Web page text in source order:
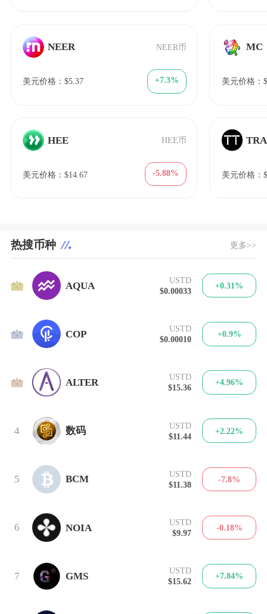
NEER NEER币
美元价格：$5.37 +7.3%
HEE HEE币
美元价格：$14.67 -5.88%
MC
美元价格：
美元价格：
热搜币种 更多>>
1 AQUA
USTD
$0.00033
+0.31%
2 COP
USTD
$0.00010
+0.9%
3 ALTER
USTD
$15.36
+4.96%
4 数码
USTD
$11.44
+2.22%
5 BCM
USTD
$11.38
-7.8%
6 NOIA
USTD
$9.97
-0.18%
7 GMS
USTD
$15.62
+7.84%